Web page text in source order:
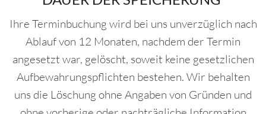
Ihre Terminbuchung wird bei uns unverzüglich nach
Ablauf von 12 Monaten, nachdem der Termin
angesetzt war, gelöscht, soweit keine gesetzlichen
Aufbewahrungspflichten bestehen. Wir behalten
uns die Löschung ohne Angaben von Gründen und